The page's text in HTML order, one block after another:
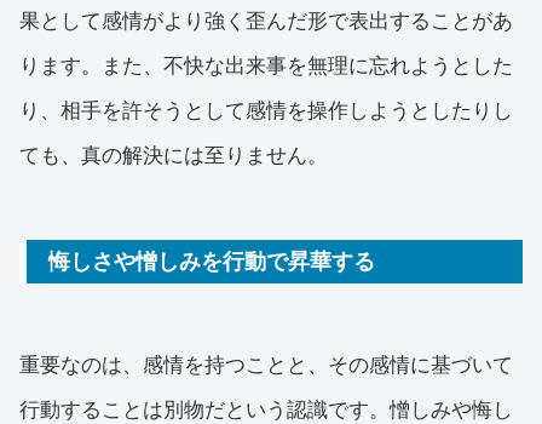
果として感情がより強く歪んだ形で表出することがあ
ります。また、不快な出来事を無理に忘れようとした
り、相手を許そうとして感情を操作しようとしたりし
ても、真の解決には至りません。
悔しさや憎しみを行動で昇華する
重要なのは、感情を持つことと、その感情に基づいて
行動することは別物だという認識です。憎しみや悔し